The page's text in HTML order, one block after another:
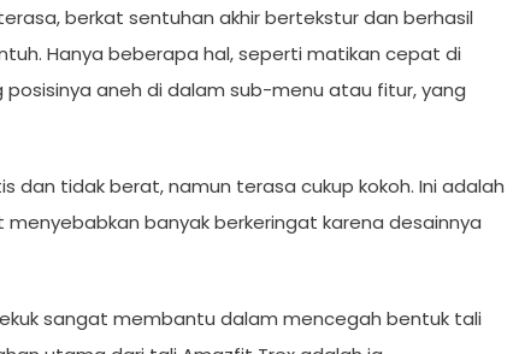
berkat sentuhan akhir bertekstur dan berhasil
Hanya beberapa hal, seperti matikan cepat di
aneh di dalam sub-menu atau fitur, yang
tidak berat, namun terasa cukup kokoh. Ini adalah
banyak berkeringat karena desainnya
sangat membantu dalam mencegah bentuk tali